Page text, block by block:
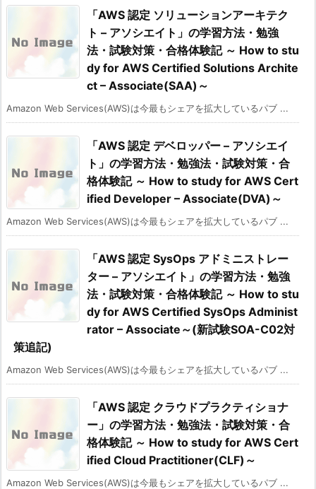
「AWS 認定 ソリューションアーキテク
ト – アソシエイト」の学習方法・勉強
法・試験対策・合格体験記 ～ How to stu
dy for AWS Certified Solutions Archite
ct – Associate(SAA)～
Amazon Web Services(AWS)は今最もシェアを拡大しているパブ ...
「AWS 認定 デベロッパー – アソシエイ
ト」の学習方法・勉強法・試験対策・合
格体験記 ～ How to study for AWS Cert
ified Developer – Associate(DVA)～
Amazon Web Services(AWS)は今最もシェアを拡大しているパブ ...
「AWS 認定 SysOps アドミニストレー
ター – アソシエイト」の学習方法・勉強
法・試験対策・合格体験記 ～ How to stu
dy for AWS Certified SysOps Administ
rator – Associate～(新試験SOA-C02対
策追記)
Amazon Web Services(AWS)は今最もシェアを拡大しているパブ ...
「AWS 認定 クラウドプラクティショナ
ー」の学習方法・勉強法・試験対策・合
格体験記 ～ How to study for AWS Cert
ified Cloud Practitioner(CLF)～
Amazon Web Services(AWS)は今最もシェアを拡大しているパブ ...